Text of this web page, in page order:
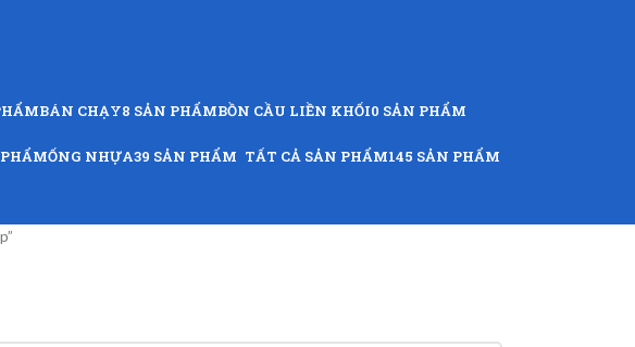
BÁN CHẠY8 SẢN PHẨMBỒN CẦU LIỀN KHỐI0 SẢN PHẨM
ỐNG NHỰA39 SẢN PHẨM TẤT CẢ SẢN PHẨM145 SẢN PHẨM